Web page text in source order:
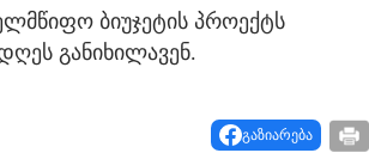
ბიუჯეტის პროექტს
განიხილავენ.
გაზიარება